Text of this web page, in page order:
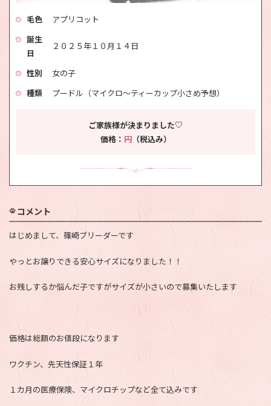
毛色
アプリコット
誕生
日
２０２５年１０月１４日
性別
女の子
種類
プードル（マイクロ～ティーカップ小さめ予想）
ご家族様が決まりました♡
価格： 円（税込み）
コメント
はじめまして、篠崎ブリーダーです
やっとお譲りできる安心サイズになりました！！
お残しするか悩んだ子ですがサイズが小さいので募集いたします
価格は総額のお値段になります
ワクチン、先天性保証１年
１カ月の医療保険、マイクロチップなど全て込みです